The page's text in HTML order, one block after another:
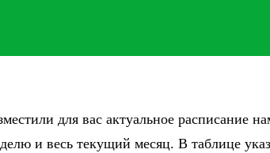
для вас актуальное расписание
и весь текущий месяц. В таблице